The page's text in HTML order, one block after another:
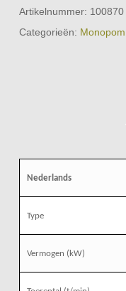
Artikelnummer: 100870
Categorieën:
Nederlands
Type
Vermogen (kW)